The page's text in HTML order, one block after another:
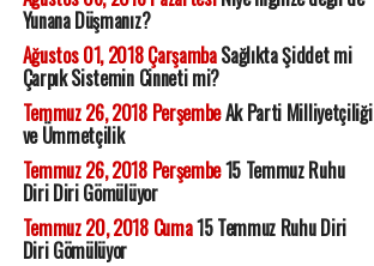
Yunana Düşmanız?
Ağustos 01, 2018 ÇarşambaSağlıkta Şiddet mi
Çarpık Sistemin Cinneti mi?
Temmuz 26, 2018 PerşembeAk Parti Milliyetçiliği
ve Ümmetçilik
Temmuz 26, 2018 Perşembe15 Temmuz Ruhu
Diri Diri Gömülüyor
Temmuz 20, 2018 Cuma15 Temmuz Ruhu Diri
Diri Gömülüyor